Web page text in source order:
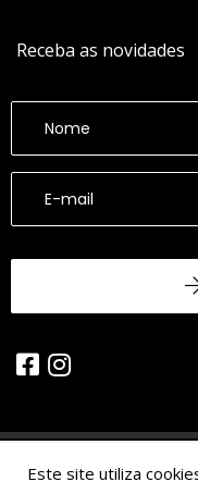
Receba as novidades
© 2026 -
Este site utiliza